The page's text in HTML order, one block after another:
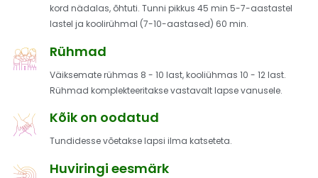
kord nädalas, õhtuti. Tunni pikkus 45 min 5-7-aastastel
lastel ja koolirühmal (7-10-aastased) 60 min.
Rühmad
Väiksemate rühmas 8 - 10 last, kooliühmas 10 - 12 last.
Rühmad komplekteeritakse vastavalt lapse vanusele.
Kõik on oodatud
Tundidesse võetakse lapsi ilma katseteta.
Huviringi eesmärk